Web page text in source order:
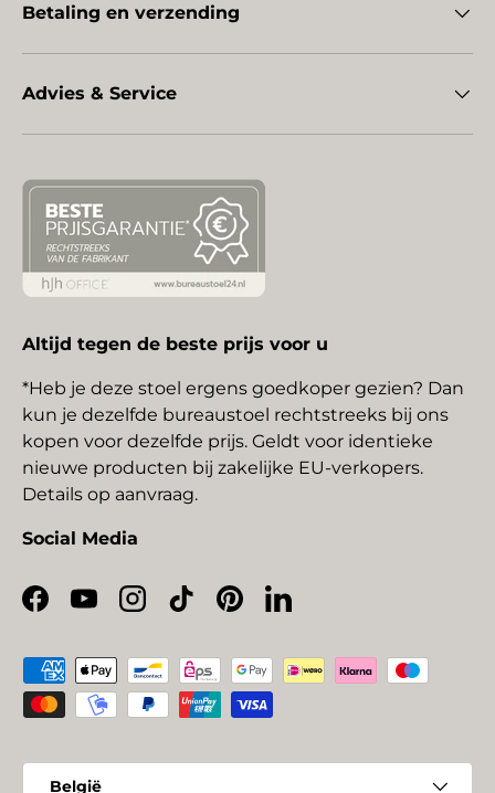
Betaling en verzending
Advies & Service
Altijd tegen de beste prijs voor u
*Heb je deze stoel ergens goedkoper gezien? Dan
kun je dezelfde bureaustoel rechtstreeks bij ons
kopen voor dezelfde prijs. Geldt voor identieke
nieuwe producten bij zakelijke EU-verkopers.
Details op aanvraag.
Social Media
Facebook
YouTubeInstagram
TikTokPinterestLinkedIn
Geaccepteerde betaalmethoden
België